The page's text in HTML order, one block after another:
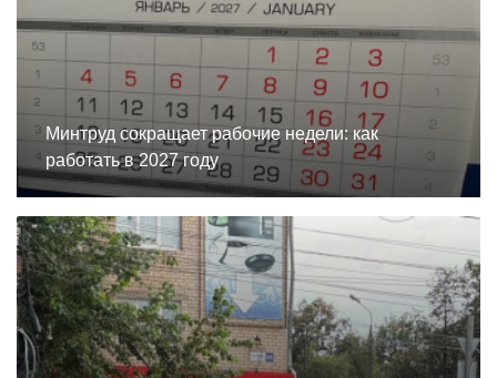
Минтруд сокращает рабочие недели: как
работать в 2027 году